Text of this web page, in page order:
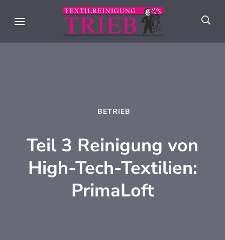
Trieb
Textilpflege seit
BETRIEB
Teil 3 Reinigung von
High-Tech-Textilien:
PrimaLoft